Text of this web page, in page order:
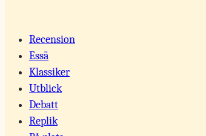
Recension
Essä
Klassiker
Utblick
Debatt
Replik